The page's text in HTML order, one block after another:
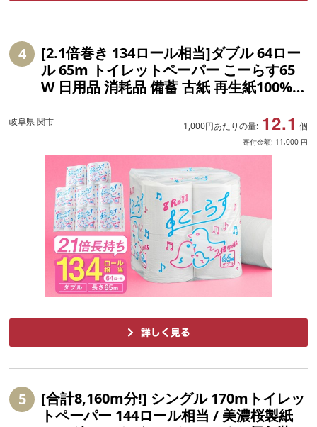
4
[2.1倍巻き 134ロール相当]ダブル 64ロー
ル 65m トイレットペーパー こーらす65
W 日用品 消耗品 備蓄 古紙 再生紙100%
活用品 2.1倍巻 取替 頻度 長持ち 芯あり
岐阜県 関市 1,000円あたりの量: 12.1 個
寄付金額: 11,000 円
5
[合計8,160m分!] シングル 170mトイレッ
トペーパー 144ロール相当 / 美濃桜製紙